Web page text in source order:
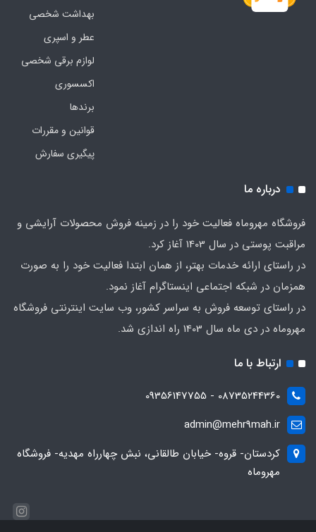
بهداشت شخصی
عطر و اسپری
لوازم برقی شخصی
اکسسوری
برندها
قوانین و مقررات
پیگیری سفارش
درباره ما
فروشگاه مهروماه فعالیت خود را در زمینه فروش محصولات آرایشی و
مراقبت پوستی در سال 1403 آغاز کرد.
در راستای ارائه خدمات بهتر، از همان ابتدا فعالیت خود را به صورت
همزمان در شبکه اجتماعی اینستاگرام آغاز نمود.
در راستای توسعه فروش به سراسر کشور، وب سایت اینترنتی فروشگاه
مهروماه در دی ماه سال 1403 راه اندازی شد.
ارتباط با ما
08735244360 - 09356147755
admin@mehr9mah.ir
کردستان- قروه- خیابان طالقانی، نبش چهارراه مهدیه- فروشگاه
مهروماه